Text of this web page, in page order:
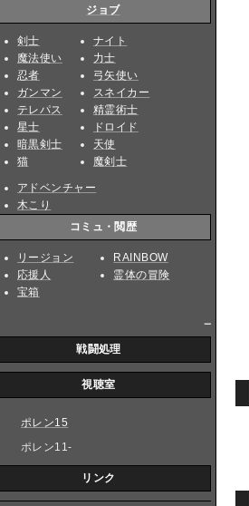
ジョブ
剣士
魔法使い
忍者
ガンマン
テレパス
星士
暗黒剣士
猫
ナイト
力士
弓矢使い
スネイカー
精霊術士
ドロイド
天使
魔剣士
アドベンチャー
木こり
コミュ・閲歴
リージョン
応援人
宝箱
RAINBOW
霊体の冒険
戦闘処理
視聴室
ポレン15
ポレン11-
リンク